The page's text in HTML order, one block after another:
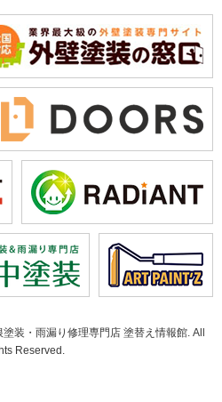
装・雨漏り修理専門店 塗替え情報館. All
Reserved.